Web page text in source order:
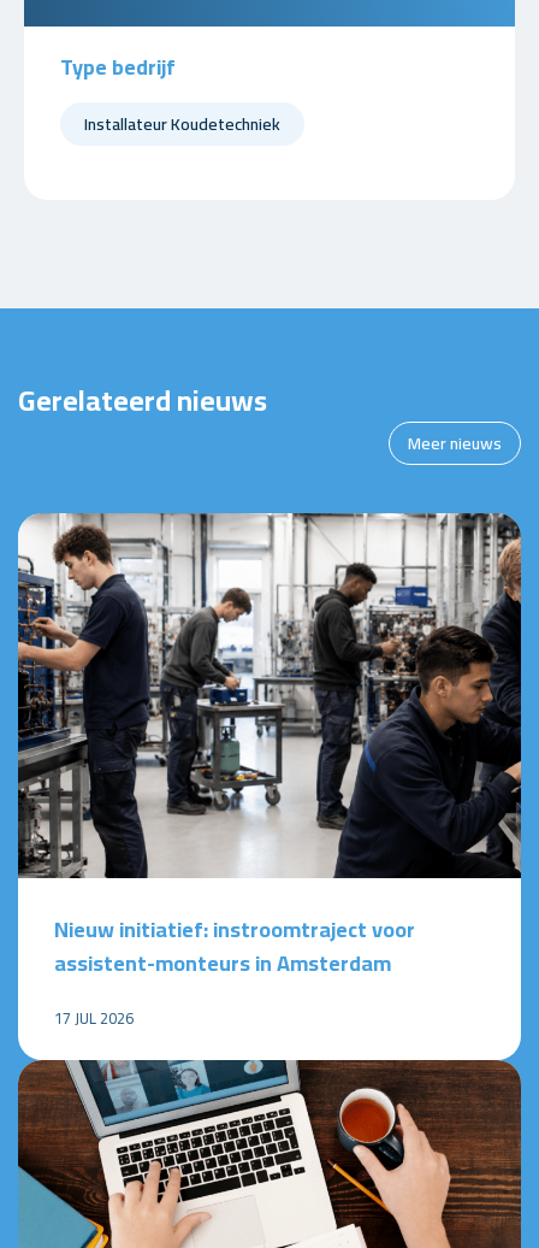
Type bedrijf
Installateur Koudetechniek
Gerelateerd nieuws
Meer nieuws
Nieuw initiatief: instroomtraject voor
assistent-monteurs in Amsterdam
17 JUL 2026